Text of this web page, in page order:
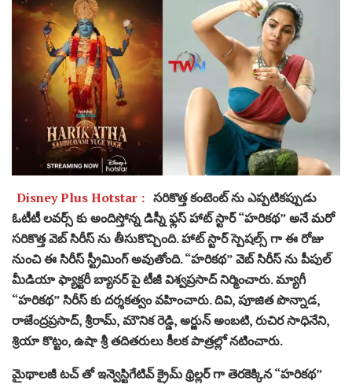
Disney Plus Hotstar : సరికొత్త కంటెంట్ ను ఎప్పటికప్పుడు
ఓటీటీ లవర్స్ కు అందిస్తోన్న డిస్నీ ఫ్లస్ హాట్ స్టార్ “హరికథ” అనే మరో
సరికొత్త వెబ్ సిరీస్ ను తీసుకొచ్చింది. హాట్ స్టార్ స్పెషల్స్ గా ఈ రోజు
నుంచి ఈ సిరీస్ స్ట్రీమింగ్ అవుతోంది. “హరికథ” వెబ్ సిరీస్ ను పీపుల్
మీడియా ఫ్యాక్టరీ బ్యానర్ పై టీజీ విశ్వప్రసాద్ నిర్మించారు. మ్యాగీ
“హరికథ” సిరీస్ కు దర్శకత్వం వహించారు. దివి, పూజిత పొన్నాడ,
రాజేంద్రప్రసాద్, శ్రీరామ్, మౌనిక రెడ్డి, అర్జున్ అంబటి, రుచిర సాధినేని,
శ్రియా కొట్టం, ఉషా శ్రీ తదితరులు కీలక పాత్రల్లో నటించారు.
మైథాలజీ టచ్ తో ఇన్వెస్టిగేటివ్ క్రైమ్ థ్రిల్లర్ గా తెరకెక్కిన “హరికథ”